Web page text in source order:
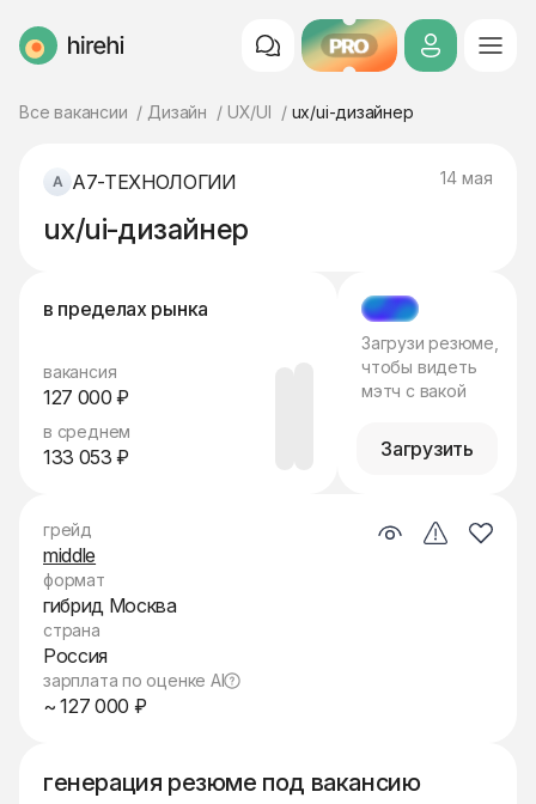
HireHi PRO
Все вакансии Дизайн UX/UI ux/ui-дизайнер
А7-ТЕХНОЛОГИИ 14 мая
ux/ui-дизайнер
в пределах рынка
вакансия
127 000 ₽
в среднем
133 053 ₽
МЭТЧ
Загрузи резюме,
чтобы видеть
мэтч с вакой
Загрузить
генерация резюме под вакансию
грейд
middle
формат
гибрид Москва
страна
Россия
зарплата по оценке AI
~ 127 000 ₽